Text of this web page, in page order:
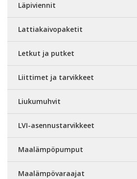
Läpiviennit
Lattiakaivopaketit
Letkut ja putket
Liittimet ja tarvikkeet
Liukumuhvit
LVI-asennustarvikkeet
Maalämpöpumput
Maalämpövaraajat